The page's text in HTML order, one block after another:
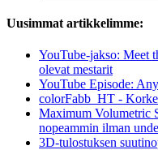
Uusimmat artikkelimme:
YouTube-jakso: Meet
olevat mestarit
YouTube Episode:
colorFabb_HT -
Maximum Volumetric
nopeammin ilman
3D-tulostuksen